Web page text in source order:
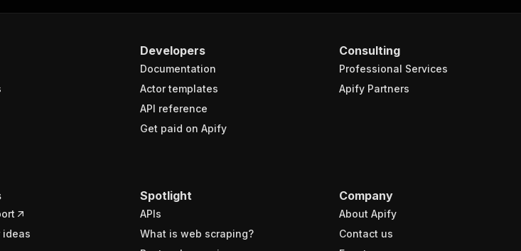
Developers
Documentation
Actor templates
API reference
Get paid on Apify
Consulting
Professional Services
Apify Partners
ideas
Spotlight
APIs
What is web scraping?
Company
About Apify
Contact us